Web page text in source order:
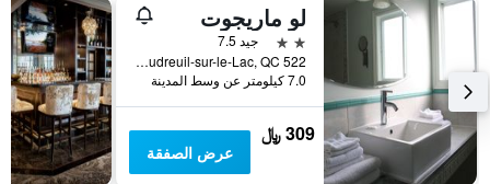
لو ماريجوت
2 نجمتين
جيد 7.5
522 Rte de Lotbinière, Vaudreuil-sur-le-Lac, QC, كندا
7.0 كيلومتر عن وسط المدينة
309 ﷼
عرض الصفقة